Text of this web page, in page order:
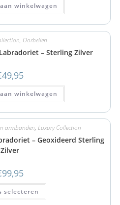
winkelwagen
, Oorbellen
– Sterling Zilver
49,95
winkelwagen
armbanden, Luxury Collection
– Geoxideerd Sterling
Zilver
99,95
selecteren